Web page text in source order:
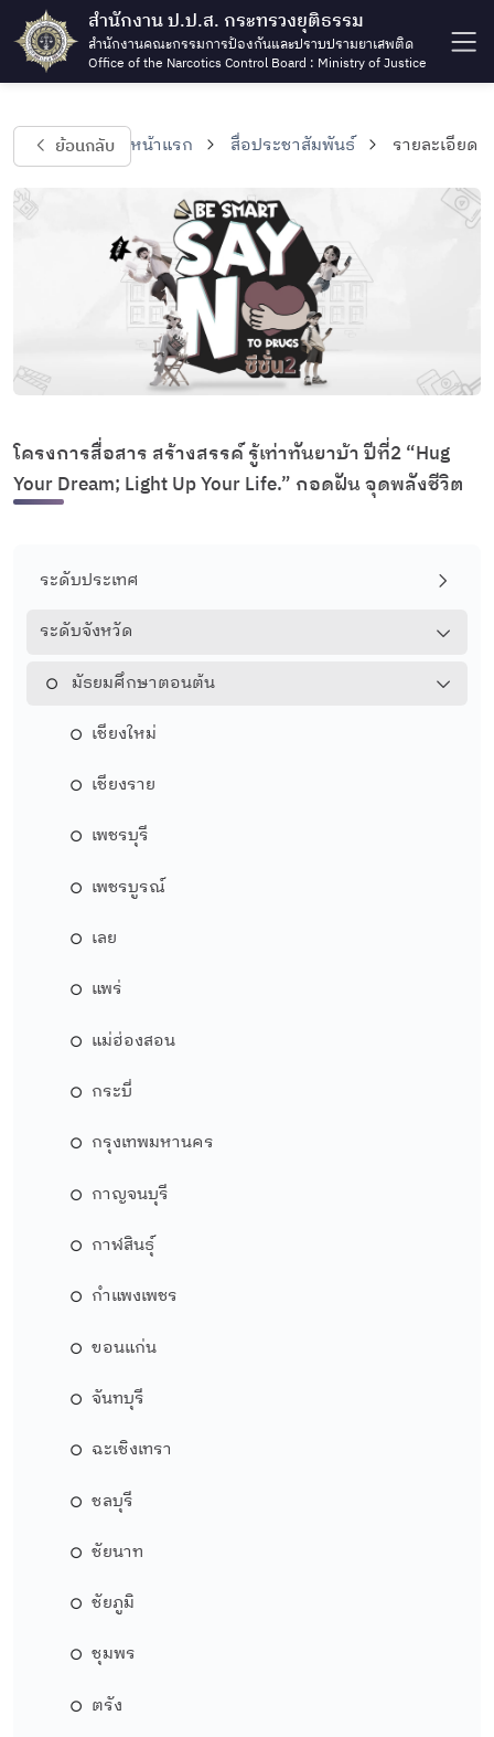
สำนักงาน ป.ป.ส. กระทรวงยุติธรรม
สำนักงานคณะกรรมการป้องกันและปราบปรามยาเสพติด
Office of the Narcotics Control Board : Ministry of Justice
ย้อนกลับ หน้าแรก สื่อประชาสัมพันธ์ รายละเอียด
โครงการสื่อสาร สร้างสรรค์ รู้เท่าทันยาบ้า ปีที่2 “Hug
Your Dream; Light Up Your Life.” กอดฝัน จุดพลังชีวิต
ระดับประเทศ
ระดับจังหวัด
มัธยมศึกษาตอนต้น
เชียงใหม่
เชียงราย
เพชรบุรี
เพชรบูรณ์
เลย
แพร่
แม่ฮ่องสอน
กระบี่
กรุงเทพมหานคร
กาญจนบุรี
กาฬสินธุ์
กำแพงเพชร
ขอนแก่น
จันทบุรี
ฉะเชิงเทรา
ชลบุรี
ชัยนาท
ชัยภูมิ
ชุมพร
ตรัง